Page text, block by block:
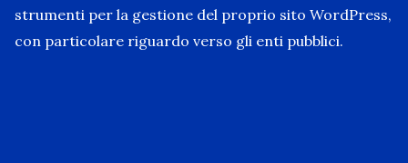
strumenti per la gestione del proprio sito WordPress,
con particolare riguardo verso gli enti pubblici.